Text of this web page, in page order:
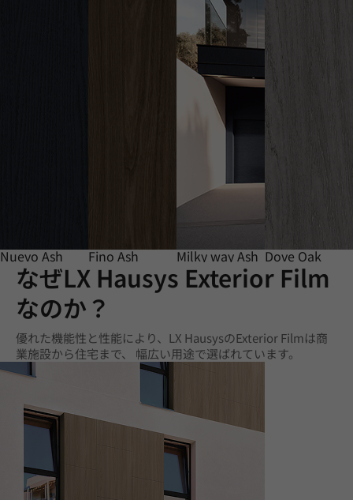
Nuevo Ash Fino Ash Milky way Ash Dove Oak
なぜLX Hausys Exterior Film
なのか？
優れた機能性と性能により、LX HausysのExterior Filmは商
業施設から住宅まで、 幅広い用途で選ばれています。